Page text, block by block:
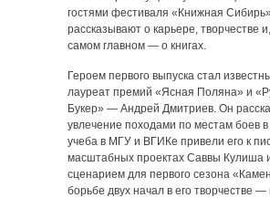
гостями фестиваля «Книжная
рассказывают о карьере, творчестве
самом главном — о книгах.
Героем первого выпуска стал
лауреат премий «Ясная Поляна» и
Букер» — Андрей Дмитриев. Он
увлечение походами по местам боев в
учеба в МГУ и ВГИКе привели его к
масштабных проектах Саввы Кулиша
сценарием для первого сезона
борьбе двух начал в его творчестве —